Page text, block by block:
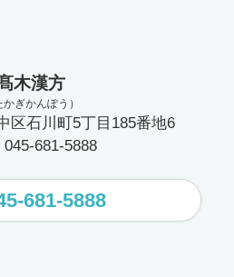
木漢方
かぎかんぽう）
区石川町5丁目185番地6
045-681-5888
681-5888